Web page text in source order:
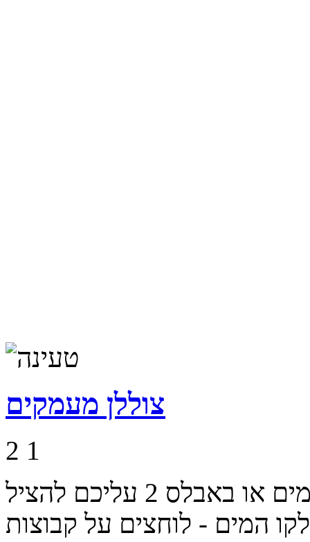
צוללן מעמקים
2 1
במשחק זה המשתמש בעיקרון יהלומים או באבלס 2 עליכם להציל
המים - לוחצים על קבוצות